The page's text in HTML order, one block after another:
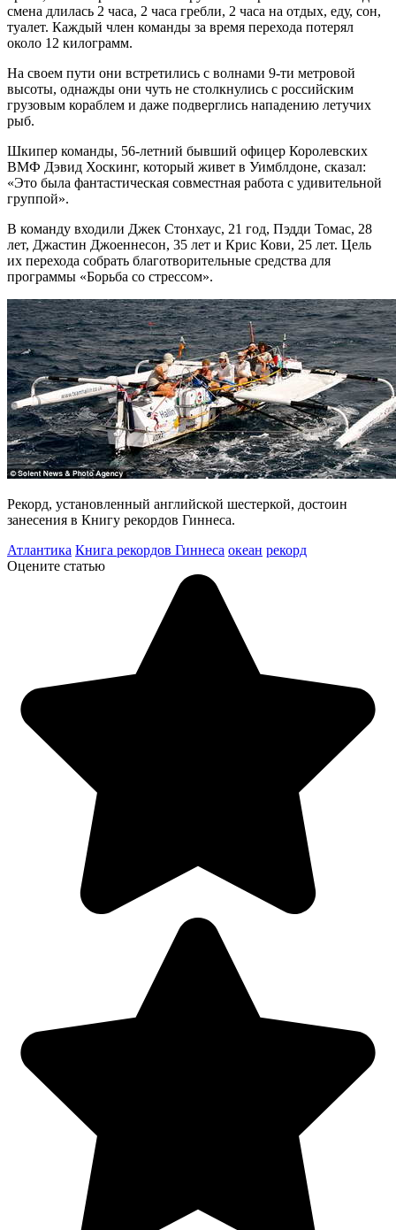
смена длилась 2 часа, 2 часа гребли, 2 часа на отдых, еду, сон,
туалет. Каждый член команды за время перехода потерял
около 12 килограмм.
На своем пути они встретились с волнами 9-ти метровой
высоты, однажды они чуть не столкнулись с российским
грузовым кораблем и даже подверглись нападению летучих
рыб.
Шкипер команды, 56-летний бывший офицер Королевских
ВМФ Дэвид Хоскинг, который живет в Уимблдоне, сказал:
«Это была фантастическая совместная работа с удивительной
группой».
В команду входили Джек Стонхаус, 21 год, Пэдди Томас, 28
лет, Джастин Джоеннесон, 35 лет и Крис Кови, 25 лет. Цель
их перехода собрать благотворительные средства для
программы «Борьба со стрессом».
Рекорд, установленный английской шестеркой, достоин
занесения в Книгу рекордов Гиннеса.
Атлантика Книга рекордов Гиннеса океан рекорд
Оцените статью